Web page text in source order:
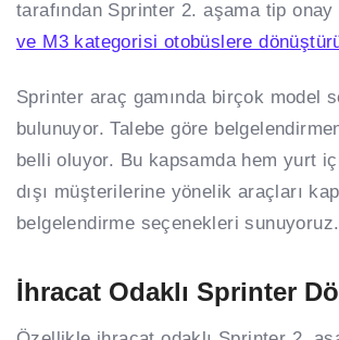
tarafından Sprinter 2. aşama tip
ve M3 kategorisi otobüslere
Sprinter araç gamında birçok model
bulunuyor. Talebe göre
belli oluyor. Bu kapsamda hem yurt
dışı müşterilerine yönelik araçları
belgelendirme seçenekleri sunuyoruz.
İhracat Odaklı Sprinter